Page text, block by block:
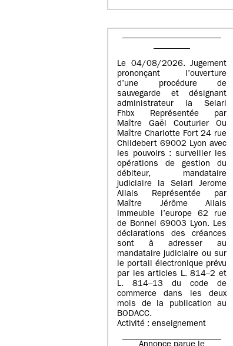
Le 04/08/2026. Jugement
prononçant l’ouverture
d’une procédure de
sauvegarde et désignant
administrateur la Selarl
Fhbx Représentée par
Maître Gaël Couturier Ou
Maître Charlotte Fort 24 rue
Childebert 69002 Lyon avec
les pouvoirs : surveiller les
opérations de gestion du
débiteur, mandataire
judiciaire la Selarl Jerome
Allais Représentée par
Maître Jérôme Allais
immeuble l’europe 62 rue
de Bonnel 69003 Lyon. Les
déclarations des créances
sont à adresser au
mandataire judiciaire ou sur
le portail électronique prévu
par les articles L. 814–2 et
L. 814–13 du code de
commerce dans les deux
mois de la publication au
BODACC.
Activité : enseignement